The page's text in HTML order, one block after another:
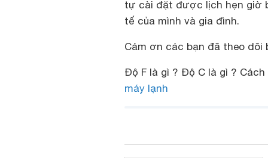
tự cài đặt được lịch hẹn
tế của mình và gia đình.
Cảm ơn các bạn đã theo dõi
Độ F là gì ? Độ C là gì ?
máy lạnh